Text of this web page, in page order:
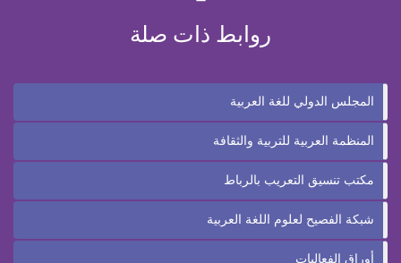
روابط ذات صلة
المجلس الدولي للغة العربية
المنظمة العربية للتربية والثقافة
مكتب تنسيق التعريب بالرباط
شبكة الفصيح لعلوم اللغة العربية
أوراق الفعاليات